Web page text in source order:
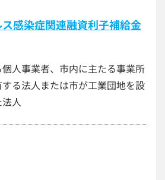
感染症関連融資利子補給金
人事業者、市内に主たる事業所
る法人または市が工業団地を設
人